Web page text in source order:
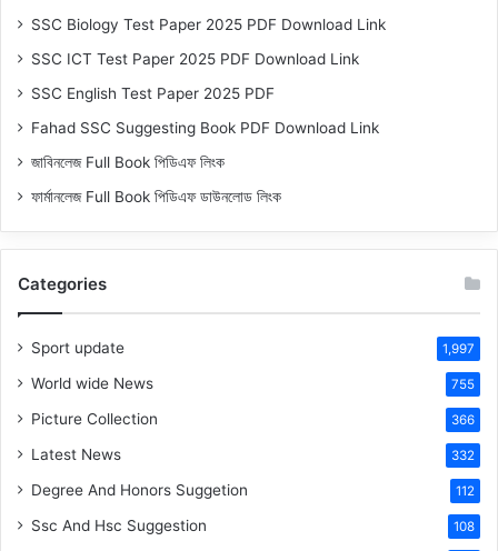
SSC Biology Test Paper 2025 PDF Download Link
SSC ICT Test Paper 2025 PDF Download Link
SSC English Test Paper 2025 PDF
Fahad SSC Suggesting Book PDF Download Link
জাবিনলেজ Full Book পিডিএফ লিংক
ফার্মানলেজ Full Book পিডিএফ ডাউনলোড লিংক
Categories
Sport update 1,997
World wide News 755
Picture Collection 366
Latest News 332
Degree And Honors Suggetion 112
Ssc And Hsc Suggestion 108